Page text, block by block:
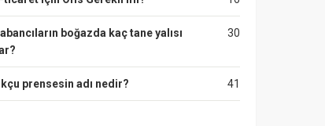
30
boğazda kaç tane yalısı
41
prensesin adı nedir?